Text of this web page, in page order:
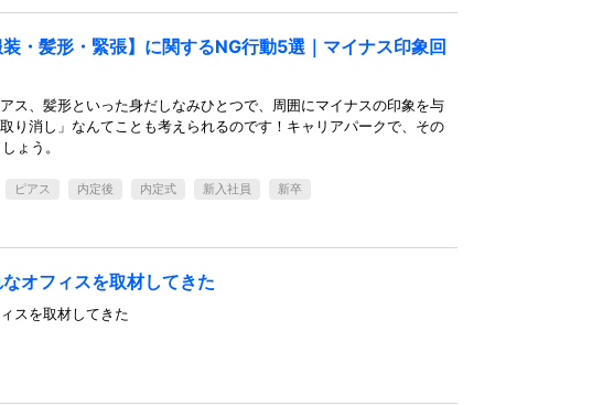
・髪形・緊張】に関するNG行動5選｜マイナス印象回
ス、髪形といった身だしなみひとつで、周囲にマイナスの印象を与
り消し」なんてことも考えられるのです！キャリアパークで、その
ょう。
ピアス 内定後 内定式 新入社員
新卒
オフィスを取材してきた
スを取材してきた